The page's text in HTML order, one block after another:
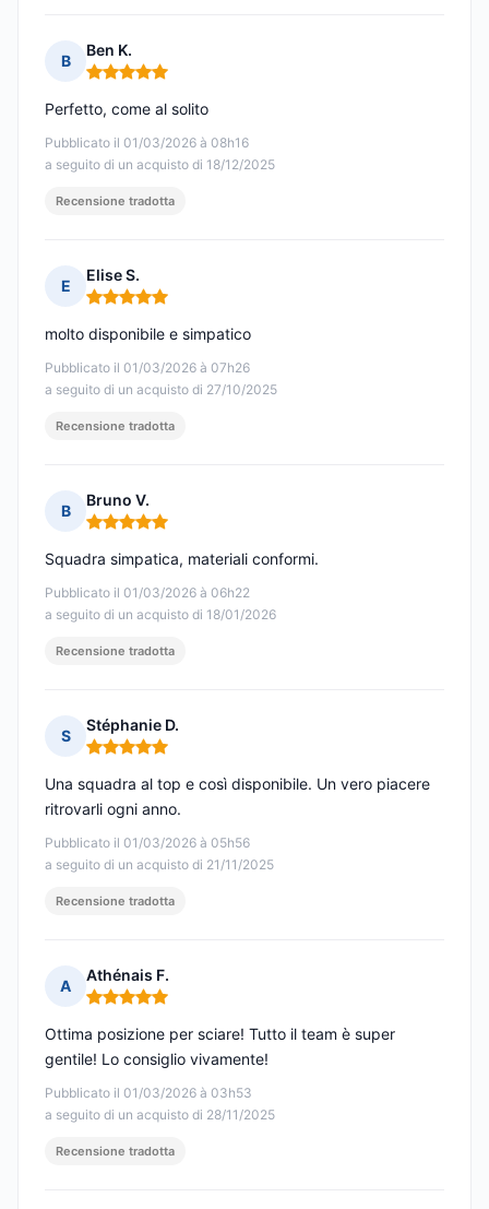
B
Ben K.
Nota: 5 su 5
Pubblicato il 01/03/2026 à 08h16
a seguito di un acquisto di 18/12/2025
Perfetto, come al solito
Recensione tradotta
E
Elise S.
Nota: 5 su 5
Pubblicato il 01/03/2026 à 07h26
a seguito di un acquisto di 27/10/2025
molto disponibile e simpatico
Recensione tradotta
B
Bruno V.
Nota: 5 su 5
Pubblicato il 01/03/2026 à 06h22
a seguito di un acquisto di 18/01/2026
Squadra simpatica, materiali conformi.
Recensione tradotta
S
Stéphanie D.
Nota: 5 su 5
Pubblicato il 01/03/2026 à 05h56
a seguito di un acquisto di 21/11/2025
Una squadra al top e così disponibile. Un vero piacere
ritrovarli ogni anno.
Recensione tradotta
A
Athénais F.
Nota: 5 su 5
Pubblicato il 01/03/2026 à 03h53
a seguito di un acquisto di 28/11/2025
Ottima posizione per sciare! Tutto il team è super
gentile! Lo consiglio vivamente!
Recensione tradotta